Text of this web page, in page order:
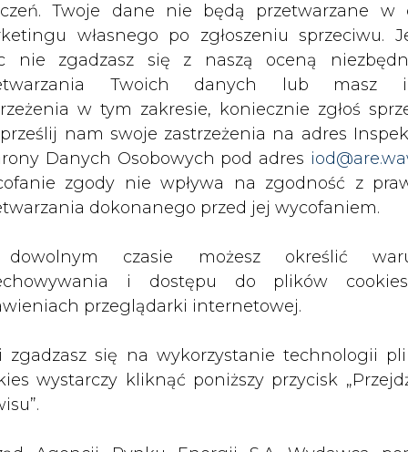
Twoje dane nie będą przetwarzane w
własnego po zgłoszeniu sprzeciwu.
nie zgadzasz się z naszą oceną
Twoich danych lub masz
w tym zakresie, koniecznie zgłoś
prześlij nam swoje zastrzeżenia na adres
Danych Osobowych pod adres
zgody nie wpływa na zgodność z
dokonanego przed jej wycofaniem.
czasie możesz określić
i dostępu do plików
przeglądarki internetowej.
zgadzasz się na wykorzystanie technologii
wystarczy kliknąć poniższy przycisk
Artykuł powstał bez wsparcia narzędzi sztucznej
inteligencji. Wydawca portalu CIRE zgadza się na
publikacji do szkoleń treningowych LLM.
PODPIS
Przesłanie komentarza oznacza akceptację zasad korzystania
z portalu cire.pl